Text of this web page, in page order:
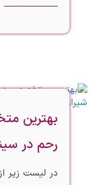
بهترین
رحم در
در لیست زیر